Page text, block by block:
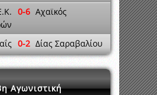
0-6 Αχαϊκός
0-2 Δίας Σαραβαλίου
Αγωνιστική